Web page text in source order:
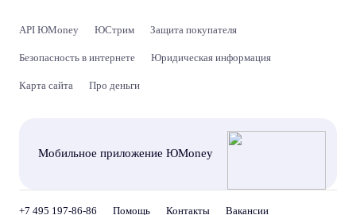
API ЮMoney ЮСтрим Защита покупателя
Безопасность в интернете Юридическая информация
Карта сайта Про деньги
Мобильное приложение ЮMoney
+7 495 197-86-86 Помощь Контакты Вакансии